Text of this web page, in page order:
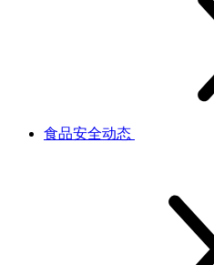
食品安全动态